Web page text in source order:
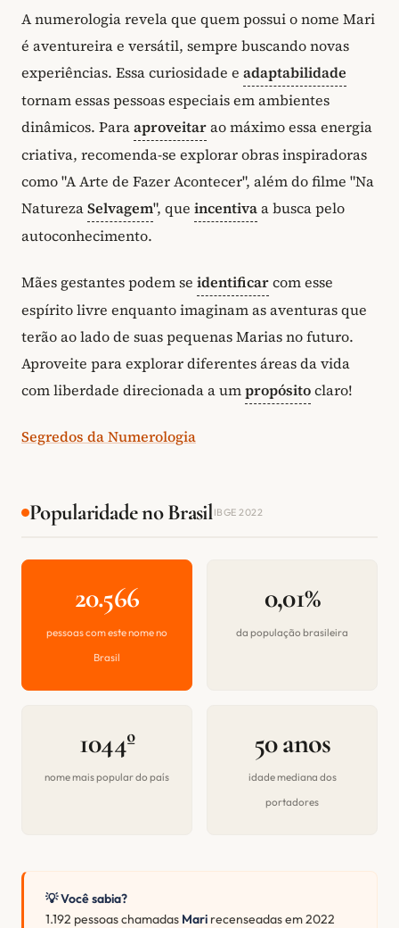
A numerologia revela que quem possui o nome Mari
é aventureira e versátil, sempre buscando novas
experiências. Essa curiosidade e adaptabilidade
tornam essas pessoas especiais em ambientes
dinâmicos. Paraaproveitarao máximo essa energia
criativa, recomenda-se explorar obras inspiradoras
como "A Arte de Fazer Acontecer", além do filme "Na
NaturezaSelvagem", que incentivaa busca pelo
autoconhecimento.
Mães gestantes podem se identificarcom esse
espírito livre enquanto imaginam as aventuras que
terão ao lado de suas pequenas Marias no futuro.
Aproveite para explorar diferentes áreas da vida
com liberdade direcionada a umpropósitoclaro!
Segredos da Numerologia
Popularidade no BrasilIBGE 2022
20.566
pessoas com este nome no
Brasil
0,01%
da população brasileira
1044º
nome mais popular do país
50 anos
idade mediana dos
portadores
💡 Você sabia?
1.192 pessoas chamadas Mari recenseadas em 2022